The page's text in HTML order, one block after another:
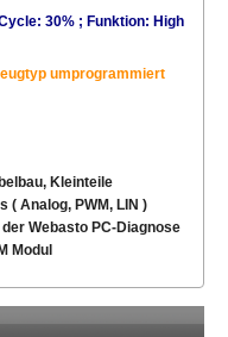
30% ; Funktion: High
umprogrammiert
Kleinteile
( Analog, PWM, LIN )
Webasto PC-Diagnose
Modul